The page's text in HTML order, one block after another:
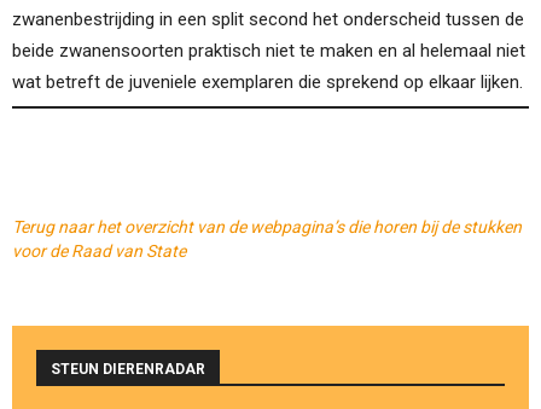
zwanenbestrijding in een split second het onderscheid tussen de
beide zwanensoorten praktisch niet te maken en al helemaal niet
wat betreft de juveniele exemplaren die sprekend op elkaar lijken.
Terug naar het overzicht van de webpagina’s die horen bij de stukken
voor de Raad van State
STEUN DIERENRADAR